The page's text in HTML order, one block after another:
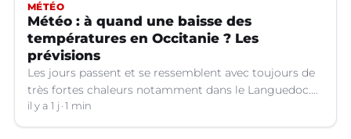
MÉTÉO
Météo : à quand une baisse des
températures en Occitanie ? Les
prévisions
Les jours passent et se ressemblent avec toujours de
très fortes chaleurs notamment dans le Languedoc.
Jusqu’à quand ?
il y a 1 j 1 min